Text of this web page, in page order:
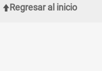
Regresar al inicio